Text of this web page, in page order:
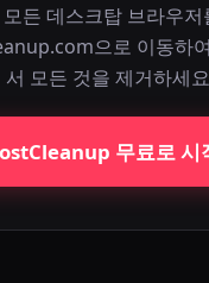
든 데스크탑 브라우저
으로 이동하
서 모든 것을 제거하세
무료로 시